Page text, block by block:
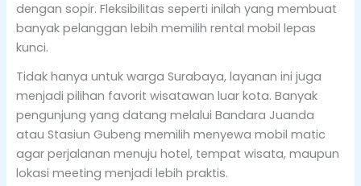
dengan sopir. Fleksibilitas seperti inilah yang membuat
banyak pelanggan lebih memilih rental mobil lepas
kunci.
Tidak hanya untuk warga Surabaya, layanan ini juga
menjadi pilihan favorit wisatawan luar kota. Banyak
pengunjung yang datang melalui Bandara Juanda
atau Stasiun Gubeng memilih menyewa mobil matic
agar perjalanan menuju hotel, tempat wisata, maupun
lokasi meeting menjadi lebih praktis.